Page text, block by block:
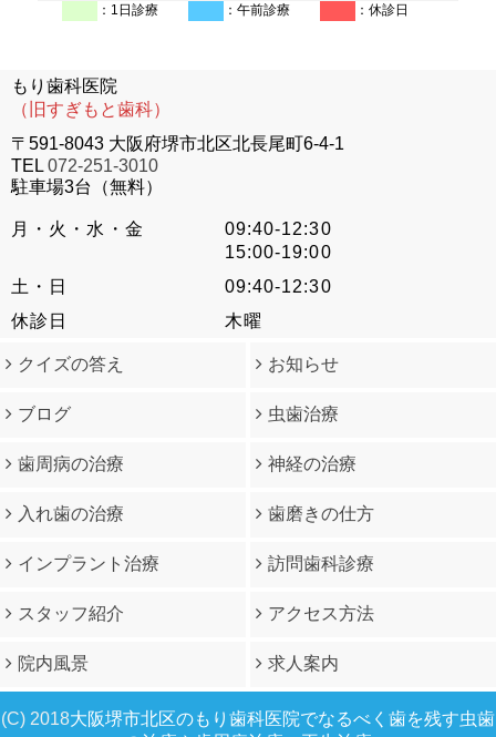
：1日診療 ：午前診療 ：休診日
もり歯科医院
（旧すぎもと歯科）
〒591-8043 大阪府堺市北区北長尾町6-4-1
TEL 072-251-3010
駐車場3台（無料）
月・火・水・金
09:40-12:30
15:00-19:00
土・日
09:40-12:30
休診日
木曜
クイズの答え お知らせ
ブログ 虫歯治療
歯周病の治療 神経の治療
入れ歯の治療 歯磨きの仕方
インプラント治療 訪問歯科診療
スタッフ紹介 アクセス方法
院内風景 求人案内
(C) 2018大阪堺市北区のもり歯科医院でなるべく歯を残す虫歯